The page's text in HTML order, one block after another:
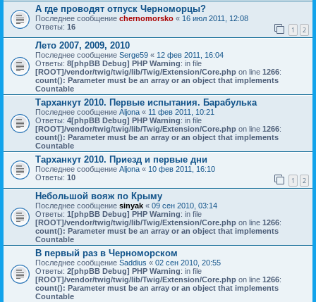
А где проводят отпуск Черноморцы?
Последнее сообщение chernomorsko « 16 июл 2011, 12:08
Ответы: 16 1 2
Лето 2007, 2009, 2010
Последнее сообщение Serge59 « 12 фев 2011, 16:04
Ответы: 8[phpBB Debug] PHP Warning: in file
[ROOT]/vendor/twig/twig/lib/Twig/Extension/Core.php on line 1266:
count(): Parameter must be an array or an object that implements
Countable
Тарханкут 2010. Первые испытания. Барабулька
Последнее сообщение Aljona « 11 фев 2011, 10:21
Ответы: 4[phpBB Debug] PHP Warning: in file
[ROOT]/vendor/twig/twig/lib/Twig/Extension/Core.php on line 1266:
count(): Parameter must be an array or an object that implements
Countable
Тарханкут 2010. Приезд и первые дни
Последнее сообщение Aljona « 10 фев 2011, 16:10
Ответы: 10 1 2
Небольшой вояж по Крыму
Последнее сообщение sinyak « 09 сен 2010, 03:14
Ответы: 1[phpBB Debug] PHP Warning: in file
[ROOT]/vendor/twig/twig/lib/Twig/Extension/Core.php on line 1266:
count(): Parameter must be an array or an object that implements
Countable
В первый раз в Черноморском
Последнее сообщение Saddius « 02 сен 2010, 20:55
Ответы: 2[phpBB Debug] PHP Warning: in file
[ROOT]/vendor/twig/twig/lib/Twig/Extension/Core.php on line 1266:
count(): Parameter must be an array or an object that implements
Countable